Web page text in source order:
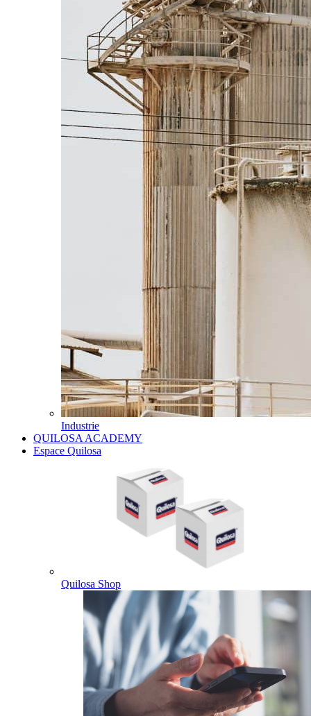
Industrie
QUILOSA ACADEMY
Espace Quilosa
Quilosa Shop